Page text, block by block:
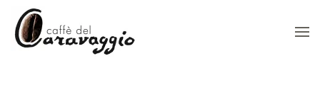
Skip to main content